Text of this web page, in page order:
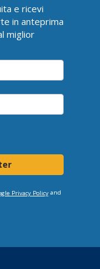
e ricevi
in anteprima
miglior
Privacy Policyand